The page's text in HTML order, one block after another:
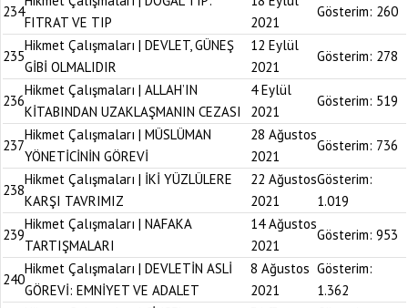
234
FITRAT VE TIP
2021
Gösterim: 260
235
Hikmet Çalışmaları | DEVLET, GÜNEŞ
GİBİ OLMALIDIR
12 Eylül
2021
Gösterim: 278
236
Hikmet Çalışmaları | ALLAH’IN
KİTABINDAN UZAKLAŞMANIN CEZASI
4 Eylül
2021
Gösterim: 519
237
Hikmet Çalışmaları | MÜSLÜMAN
YÖNETİCİNİN GÖREVİ
28 Ağustos
2021
Gösterim: 736
238
Hikmet Çalışmaları | İKİ YÜZLÜLERE
KARŞI TAVRIMIZ
22 Ağustos
2021
Gösterim:
1.019
239
Hikmet Çalışmaları | NAFAKA
TARTIŞMALARI
14 Ağustos
2021
Gösterim: 953
240
Hikmet Çalışmaları | DEVLETİN ASLİ
GÖREVİ: EMNİYET VE ADALET
8 Ağustos
2021
Gösterim:
1.362